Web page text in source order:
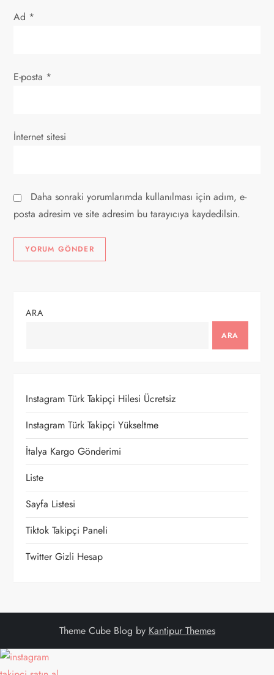
i
Ad *
E-posta *
İnternet sitesi
Daha sonraki yorumlarımda kullanılması için adım, e-
posta adresim ve site adresim bu tarayıcıya kaydedilsin.
ARA
ARA
Instagram Türk Takipçi Hilesi Ücretsiz
Instagram Türk Takipçi Yükseltme
İtalya Kargo Gönderimi
Liste
Sayfa Listesi
Tiktok Takipçi Paneli
Twitter Gizli Hesap
Theme Cube Blog by Kantipur Themes